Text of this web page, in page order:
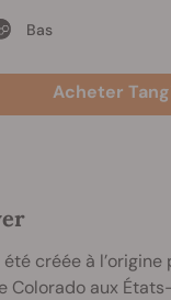
Bas
Acheter
été créée à
Colorado aux